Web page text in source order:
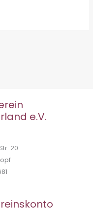
e.V.
20